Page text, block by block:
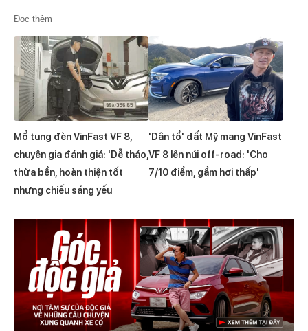
Đọc thêm
Mổ tung đèn VinFast VF 8,
chuyên gia đánh giá: 'Dễ tháo,
thừa bền, hoàn thiện tốt
nhưng chiếu sáng yếu
'Dân tổ' đất Mỹ mang VinFast
VF 8 lên núi off-road: 'Cho
7/10 điểm, gầm hơi thấp'